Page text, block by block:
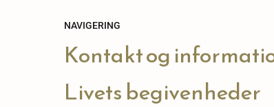
NAVIGERING
Kontakt og
Livets begivenheder